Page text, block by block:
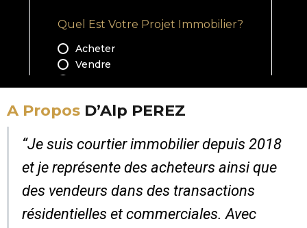
A Propos D’Alp PEREZ
“Je suis courtier immobilier depuis 2018
et je représente des acheteurs ainsi que
des vendeurs dans des transactions
résidentielles et commerciales. Avec